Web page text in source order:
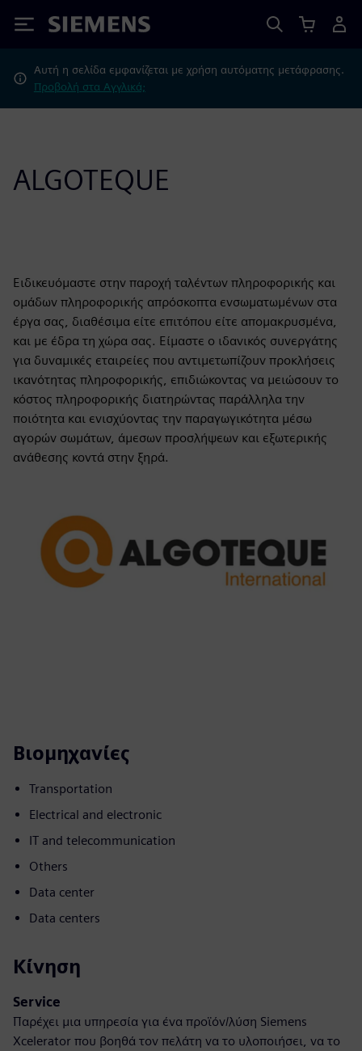
Siemens
Αυτή η σελίδα εμφανίζεται με χρήση αυτόματης μετάφρασης.
Προβολή στα Αγγλικά;
ALGOTEQUE
Ειδικευόμαστε στην παροχή ταλέντων πληροφορικής και
ομάδων πληροφορικής απρόσκοπτα ενσωματωμένων στα
έργα σας, διαθέσιμα είτε επιτόπου είτε απομακρυσμένα,
και με έδρα τη χώρα σας. Είμαστε ο ιδανικός συνεργάτης
για δυναμικές εταιρείες που αντιμετωπίζουν προκλήσεις
ικανότητας πληροφορικής, επιδιώκοντας να μειώσουν το
κόστος πληροφορικής διατηρώντας παράλληλα την
ποιότητα και ενισχύοντας την παραγωγικότητα μέσω
αγορών σωμάτων, άμεσων προσλήψεων και εξωτερικής
ανάθεσης κοντά στην ξηρά.
Βιομηχανίες
Transportation
Electrical and electronic
IT and telecommunication
Others
Data center
Data centers
Κίνηση
Service
Παρέχει μια υπηρεσία για ένα προϊόν/λύση Siemens
Xcelerator που βοηθά τον πελάτη να το υλοποιήσει, να το